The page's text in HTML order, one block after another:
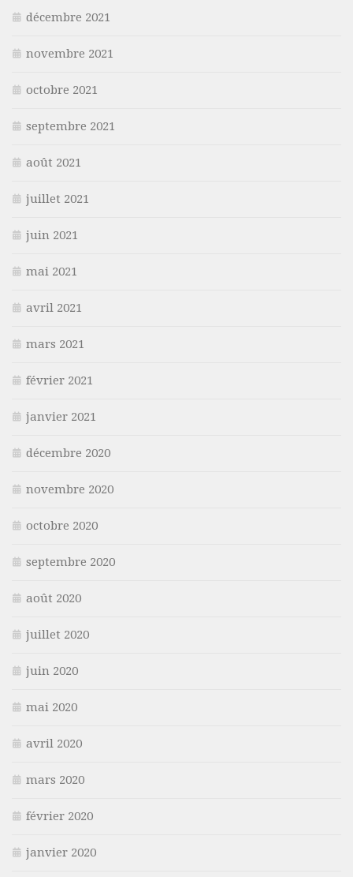
décembre 2021
novembre 2021
octobre 2021
septembre 2021
août 2021
juillet 2021
juin 2021
mai 2021
avril 2021
mars 2021
février 2021
janvier 2021
décembre 2020
novembre 2020
octobre 2020
septembre 2020
août 2020
juillet 2020
juin 2020
mai 2020
avril 2020
mars 2020
février 2020
janvier 2020